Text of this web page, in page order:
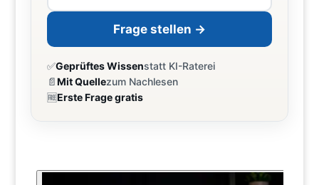
Frage stellen →
✅Geprüftes Wissenstatt KI-Raterei
📄Mit Quellezum Nachlesen
🆓Erste Frage gratis